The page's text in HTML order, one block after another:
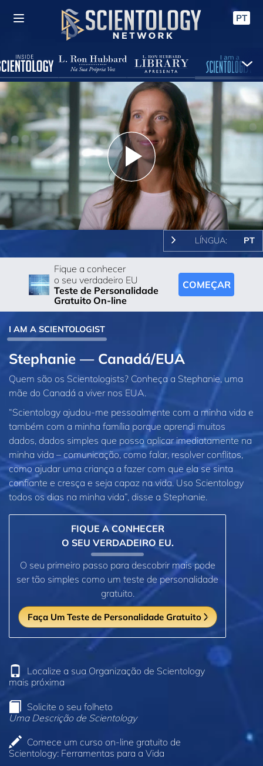
PT
Play
Video
LÍNGUA: PT
Fique a conhecer
o seu verdadeiro EU
Teste de Personalidade
Gratuito On-line
COMEÇAR
I AM A SCIENTOLOGIST
Stephanie — Canadá/EUA
Quem são os Scientologists? Conheça a Stephanie, uma
mãe do Canadá a viver nos EUA.
“Scientology ajudou‑me pessoalmente com a minha vida e
também com a minha família porque aprendi muitos
dados, dados simples que posso aplicar imediatamente na
minha vida – comunicação, como falar, resolver conflitos,
como ajudar uma criança a fazer com que ela se sinta
confiante e cresça e seja capaz na vida. Uso Scientology
todos os dias na minha vida”, disse a Stephanie.
FIQUE A CONHECER
O SEU VERDADEIRO EU.
O seu primeiro passo para descobrir mais pode
ser tão simples como um teste de personalidade
gratuito.
Faça Um Teste de Personalidade Gratuito
Localize a sua Organização de Scientology
mais próxima
Solicite o seu folheto
Uma Descrição de Scientology
Comece um curso on‑line gratuito de
Scientology: Ferramentas para a Vida